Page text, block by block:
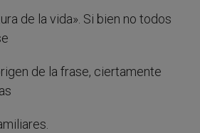
de la vida». Si bien no todos
de la frase, ciertamente